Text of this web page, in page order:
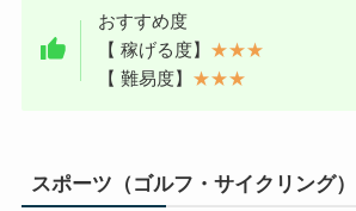
おすすめ度
【 稼げる度】 ★★★
【 難易度】 ★★★
スポーツ（ゴルフ・サイクリング）